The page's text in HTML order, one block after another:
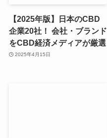
【2025年版】日本のCBD
企業20社！ 会社・ブランド
をCBD経済メディアが厳選
2025年4月15日